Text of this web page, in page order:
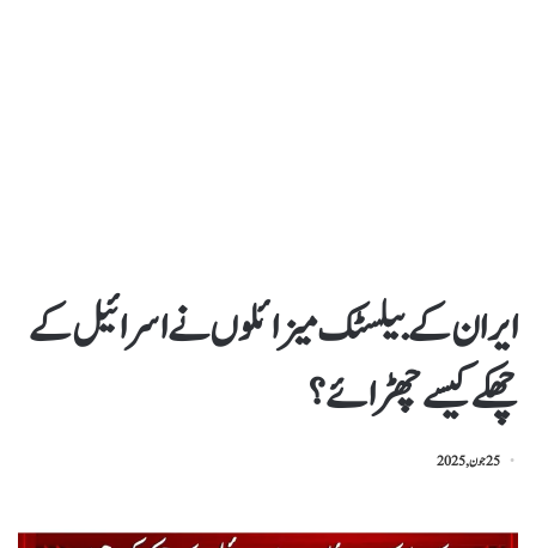
ایران کے بیلسٹک میزائلوں نے اسرائیل کے
چھکےکیسے چھڑائے؟
25 جون, 2025